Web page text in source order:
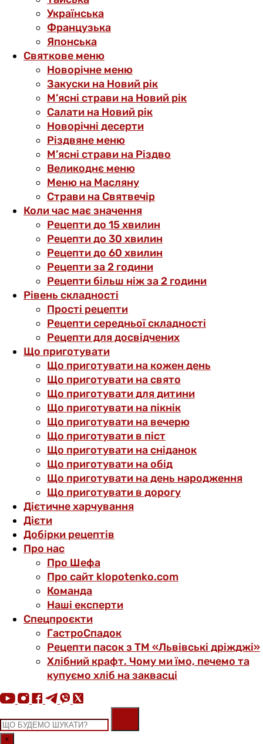
Українська
Французька
Японська
Святкове меню
Новорічне меню
Закуски на Новий рік
М’ясні страви на Новий рік
Салати на Новий рік
Новорічні десерти
Різдвяне меню
М’ясні страви на Різдво
Великоднє меню
Меню на Масляну
Страви на Святвечір
Коли час має значення
Рецепти до 15 хвилин
Рецепти до 30 хвилин
Рецепти до 60 хвилин
Рецепти за 2 години
Рецепти більш ніж за 2 години
Рівень складності
Прості рецепти
Рецепти середньої складності
Рецепти для досвідчених
Що приготувати
Що приготувати на кожен день
Що приготувати на свято
Що приготувати для дитини
Що приготувати на пікнік
Що приготувати на вечерю
Що приготувати в піст
Що приготувати на сніданок
Що приготувати на обід
Що приготувати на день народження
Що приготувати в дорогу
Дієтичне харчування
Дієти
Добірки рецептів
Про нас
Про Шефа
Про сайт klopotenko.com
Команда
Наші експерти
Спецпроєкти
ГастроСпадок
Рецепти пасок з ТМ «Львівські дріжджі»
Хлібний крафт. Чому ми їмо, печемо та
купуємо хліб на заквасці
×